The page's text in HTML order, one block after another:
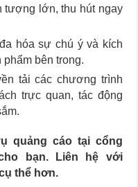
tượng lớn, thu hút ngay
hóa sự chú ý và kích
bên trong.
tải các chương trình
trực quan, tác động
quảng cáo tại cổng
bạn. Liên hệ với
thể hơn.